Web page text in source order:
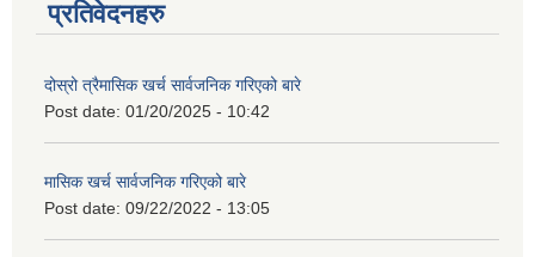
प्रतिवेदनहरु
दोस्रो त्रैमासिक खर्च सार्वजनिक गरिएको बारे
Post date: 01/20/2025 - 10:42
मासिक खर्च सार्वजनिक गरिएको बारे
Post date: 09/22/2022 - 13:05